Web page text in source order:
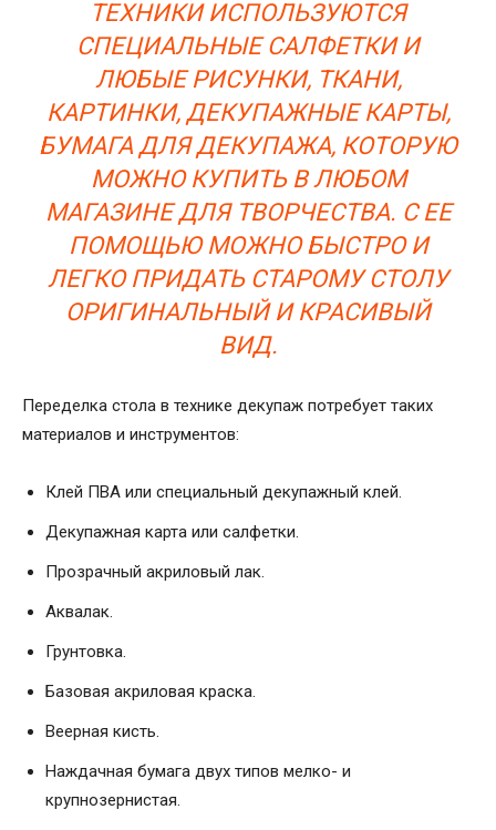
ТЕХНИКИ ИСПОЛЬЗУЮТСЯ
СПЕЦИАЛЬНЫЕ САЛФЕТКИ И
ЛЮБЫЕ РИСУНКИ, ТКАНИ,
КАРТИНКИ, ДЕКУПАЖНЫЕ КАРТЫ,
БУМАГА ДЛЯ ДЕКУПАЖА, КОТОРУЮ
МОЖНО КУПИТЬ В ЛЮБОМ
МАГАЗИНЕ ДЛЯ ТВОРЧЕСТВА. С ЕЕ
ПОМОЩЬЮ МОЖНО БЫСТРО И
ЛЕГКО ПРИДАТЬ СТАРОМУ СТОЛУ
ОРИГИНАЛЬНЫЙ И КРАСИВЫЙ
ВИД.
Переделка стола в технике декупаж потребует таких
материалов и инструментов:
Клей ПВА или специальный декупажный клей.
Декупажная карта или салфетки.
Прозрачный акриловый лак.
Аквалак.
Грунтовка.
Базовая акриловая краска.
Веерная кисть.
Наждачная бумага двух типов мелко- и
крупнозернистая.